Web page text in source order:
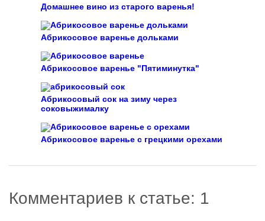
Домашнее вино из старого варенья!
Абрикосовое варенье дольками
Абрикосовое варенье "Пятиминутка"
Абрикосовый сок на зиму через
соковыжималку
Абрикосовое варенье с грецкими орехами
Комментариев к статье: 1